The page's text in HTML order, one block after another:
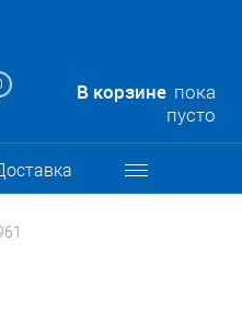
В корзине пока
пусто